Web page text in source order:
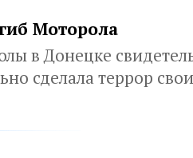
Моторола
в Донецке
сделала террор